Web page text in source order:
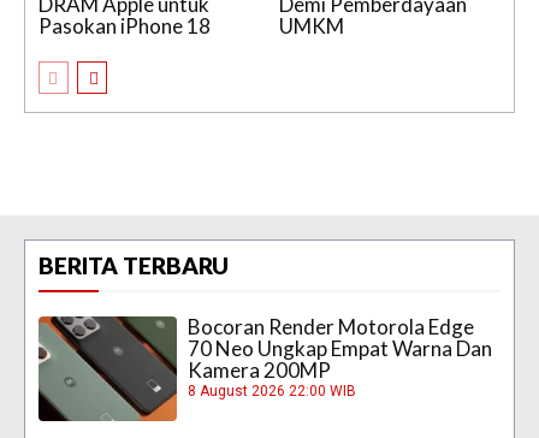
Pasokan iPhone 18
UMKM
BERITA TERBARU
Bocoran Render Motorola Edge
70 Neo Ungkap Empat Warna Dan
Kamera 200MP
8 August 2026 22:00 WIB